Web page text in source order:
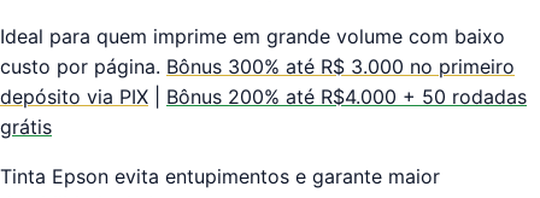
Ideal para quem imprime em grande volume com baixo
custo por página. Bônus 300% até R$ 3.000 no primeiro
depósito via PIX
Bônus 200% até R$4.000 + 50 rodadas
grátis
Tinta Epson evita entupimentos e garante maior